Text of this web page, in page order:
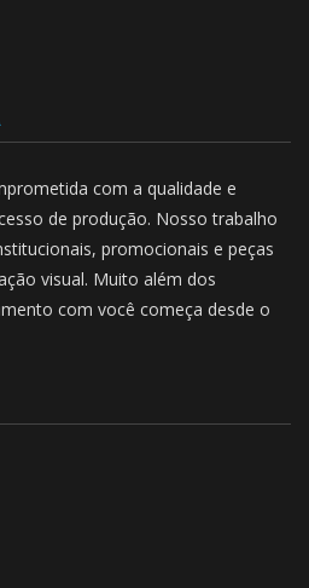
com a qualidade e
de produção. Nosso trabalho
promocionais e peças
visual. Muito além dos
com você começa desde o